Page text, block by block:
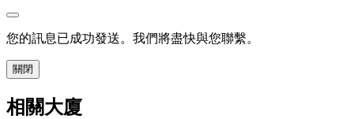
您的訊息已成功發送。我們將盡快與您聯繫。
關閉
相關大廈